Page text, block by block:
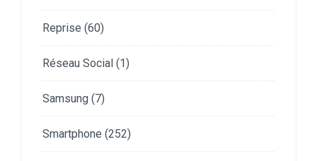
Reprise (60)
Réseau Social (1)
Samsung (7)
Smartphone (252)